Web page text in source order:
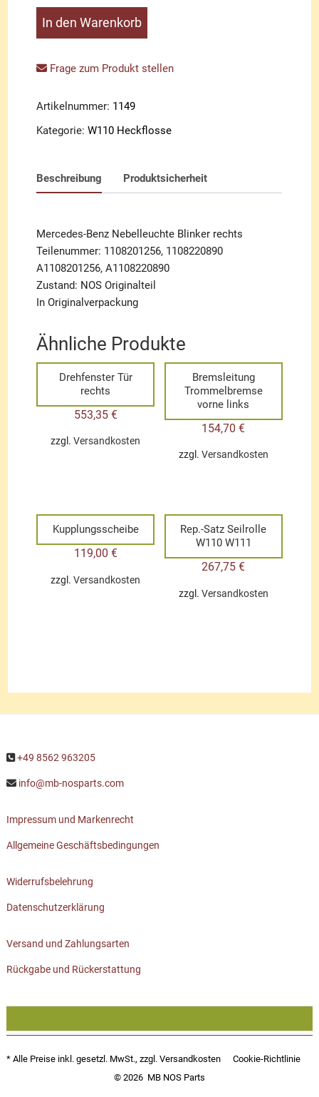
Nebelleuchte
Menge
In den Warenkorb
Frage zum Produkt stellen
Artikelnummer: 1149
Kategorie:W110 Heckflosse
Beschreibung Produktsicherheit
Mercedes-Benz Nebelleuchte Blinker rechts
Teilenummer: 1108201256, 1108220890
A1108201256, A1108220890
Zustand: NOS Originalteil
In Originalverpackung
Ähnliche Produkte
Drehfenster Tür
rechts
553,35 €
zzgl.Versandkosten
Bremsleitung
Trommelbremse
vorne links
154,70€
zzgl. Versandkosten
Kupplungsscheibe
119,00 €
zzgl.Versandkosten
Rep.-Satz Seilrolle
W110 W111
267,75€
zzgl. Versandkosten
+49 8562 963205
info@mb-nosparts.com
Impressum und Markenrecht
Allgemeine Geschäftsbedingungen
Widerrufsbelehrung
Datenschutzerklärung
Versand und Zahlungsarten
Rückgabe und Rückerstattung
* Alle Preise inkl. gesetzl. MwSt., zzgl. Versandkosten
Cookie-Richtlinie
© 2026 MB NOS Parts